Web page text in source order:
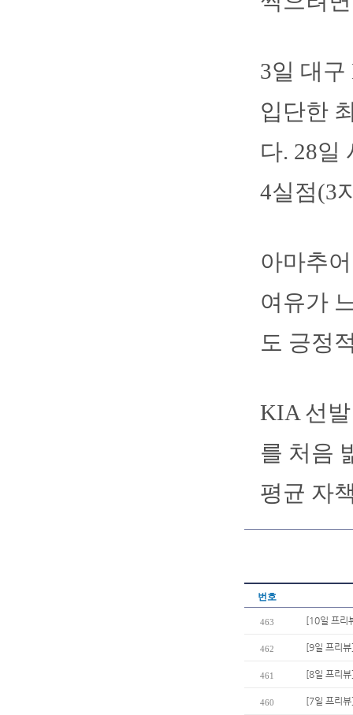
3일 대
입단한
다. 28일
4실점(3
아마추
여유가
도 긍정
KIA 선
를 처음
평균 자
번호
463 [10일 프리
462 [9일 프리
461 [8일 프리
460 [7일 프리